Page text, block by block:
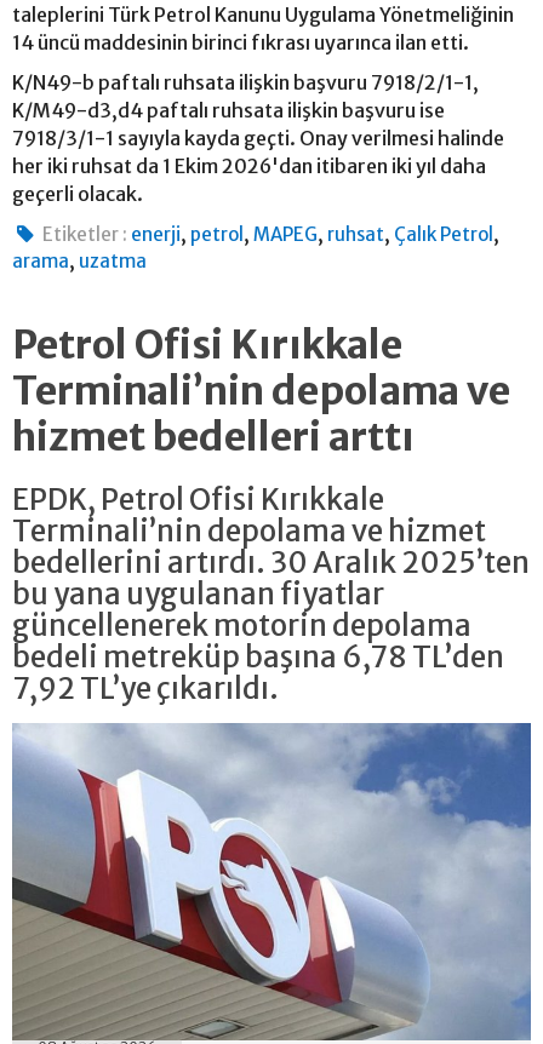
taleplerini Türk Petrol Kanunu Uygulama Yönetmeliğinin
14 üncü maddesinin birinci fıkrası uyarınca ilan etti.
K/N49-b paftalı ruhsata ilişkin başvuru 7918/2/1-1,
K/M49-d3,d4 paftalı ruhsata ilişkin başvuru ise
7918/3/1-1 sayıyla kayda geçti. Onay verilmesi halinde
her iki ruhsat da 1 Ekim 2026'dan itibaren iki yıl daha
geçerli olacak.
Etiketler : enerji, petrol ,MAPEG, ruhsat, Çalık Petrol ,
arama, uzatma
Petrol Ofisi Kırıkkale
Terminali’nin depolama ve
hizmet bedelleri arttı
EPDK, Petrol Ofisi Kırıkkale
Terminali’nin depolama ve hizmet
bedellerini artırdı. 30 Aralık 2025’ten
bu yana uygulanan fiyatlar
güncellenerek motorin depolama
bedeli metreküp başına 6,78 TL’den
7,92 TL’ye çıkarıldı.